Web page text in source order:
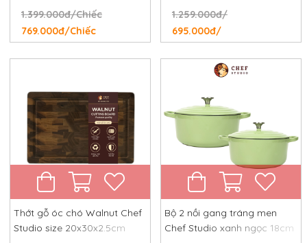
cm, chống dính tự nhiên,
chống rỉ, chống xước
1.399.000đ/Chiếc
769.000đ/Chiếc
đường kính 24 cm
1.259.000đ/
695.000đ/
Thớt gỗ óc chó Walnut Chef
Studio size 20x30x2.5cm
Bộ 2 nồi gang tráng men
Chef Studio xanh ngọc 18cm